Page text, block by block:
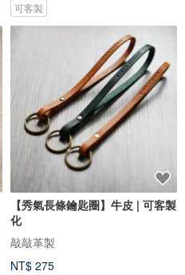
可客製
【秀氣長條鑰匙圈】牛皮 | 可客製
化
敲敲革製
NT$ 275